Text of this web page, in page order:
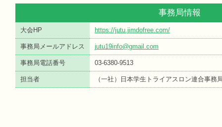
事務局情報
大会HP https://jutu.jimdofree.com/
事務局メールアドレス jutu19info@gmail.com
事務局電話番号 03-6380-9513
担当者 （一社）日本学生トライアスロン連合事務